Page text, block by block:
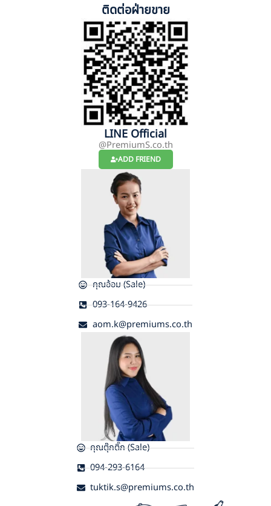
ติดต่อฝ่ายขาย
LINE Official
@PremiumS.co.th
ADD FRIEND
คุณอ้อม (Sale)
093-164-9426
aom.k@premiums.co.th
คุณตุ๊กติ๊ก (Sale)
094-293-6164
tuktik.s@premiums.co.th